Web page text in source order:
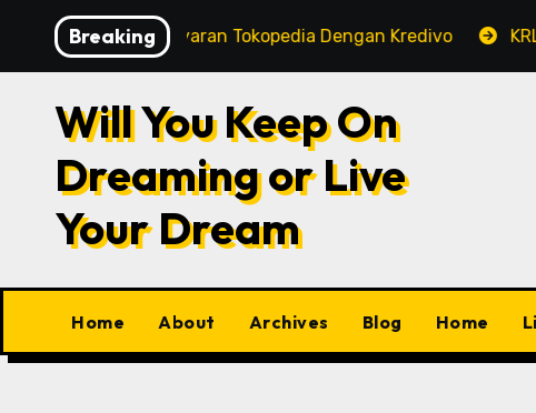
content
Breaking
Tips Pembayaran Tokopedia Dengan Kredivo KRL
Will You Keep On
Dreaming or Live
Your Dream
Home About Archives Blog Home